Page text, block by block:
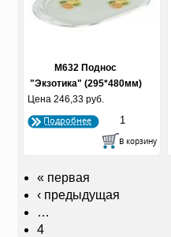
М632 Поднос
"Экзотика" (295*480мм)
Цена 246,33 руб.
Подробнее
« первая
‹ предыдущая
…
4